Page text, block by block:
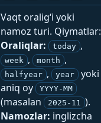
Vaqt oralig‘i yoki
namoz turi. Qiymatlar:
Oraliqlar:
today ,
week , month ,
halfyear , year
yoki
aniq oy
YYYY-MM
(masalan 2025-11 ).
Namozlar: inglizcha